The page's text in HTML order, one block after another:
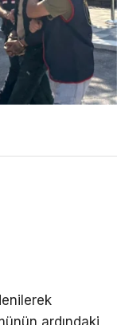
ardındaki